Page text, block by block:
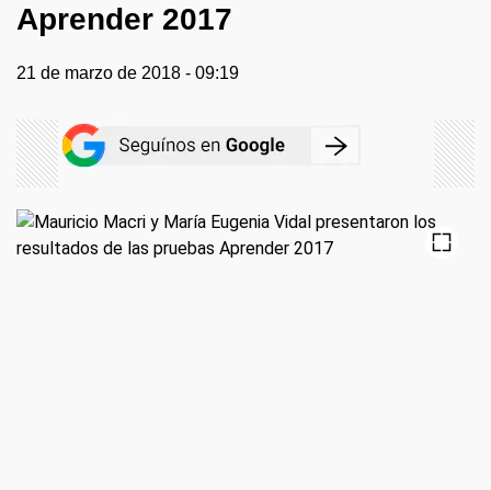
Aprender 2017
21 de marzo de 2018 - 09:19